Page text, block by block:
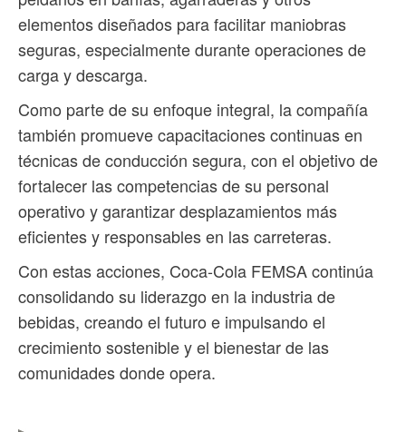
elementos diseñados para facilitar maniobras
seguras, especialmente durante operaciones de
carga y descarga.
Como parte de su enfoque integral, la compañía
también promueve capacitaciones continuas en
técnicas de conducción segura, con el objetivo de
fortalecer las competencias de su personal
operativo y garantizar desplazamientos más
eficientes y responsables en las carreteras.
Con estas acciones, Coca-Cola FEMSA continúa
consolidando su liderazgo en la industria de
bebidas, creando el futuro e impulsando el
crecimiento sostenible y el bienestar de las
comunidades donde opera.